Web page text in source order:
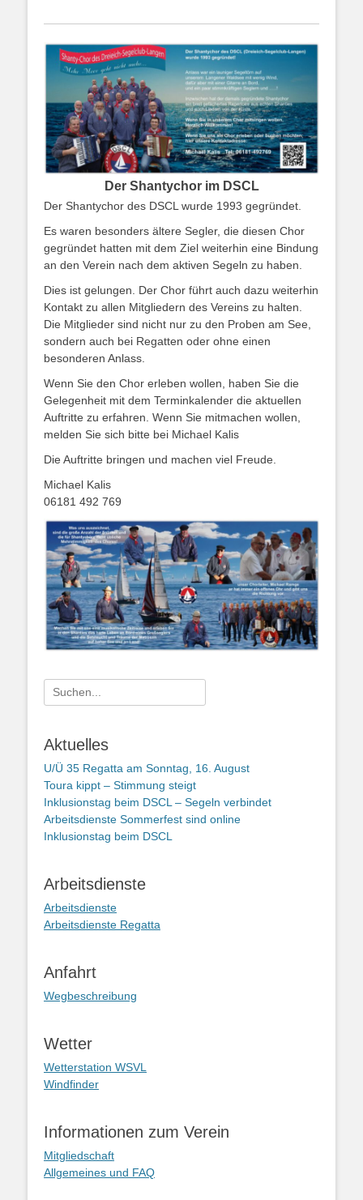
Der Shantychor im DSCL
Der Shantychor des DSCL wurde 1993 gegründet.
Es waren besonders ältere Segler, die diesen Chor
gegründet hatten mit dem Ziel weiterhin eine Bindung
an den Verein nach dem aktiven Segeln zu haben.
Dies ist gelungen. Der Chor führt auch dazu weiterhin
Kontakt zu allen Mitgliedern des Vereins zu halten.
Die Mitglieder sind nicht nur zu den Proben am See,
sondern auch bei Regatten oder ohne einen
besonderen Anlass.
Wenn Sie den Chor erleben wollen, haben Sie die
Gelegenheit mit dem Terminkalender die aktuellen
Auftritte zu erfahren. Wenn Sie mitmachen wollen,
melden Sie sich bitte bei Michael Kalis
Die Auftritte bringen und machen viel Freude.
Michael Kalis
06181 492 769
Suchen
nach:
Aktuelles
U/Ü 35 Regatta am Sonntag, 16. August
Toura kippt – Stimmung steigt
Inklusionstag beim DSCL – Segeln verbindet
Arbeitsdienste Sommerfest sind online
Inklusionstag beim DSCL
Arbeitsdienste
Arbeitsdienste
Arbeitsdienste Regatta
Anfahrt
Wegbeschreibung
Wetter
Wetterstation WSVL
Windfinder
Informationen zum Verein
Mitgliedschaft
Allgemeines und FAQ